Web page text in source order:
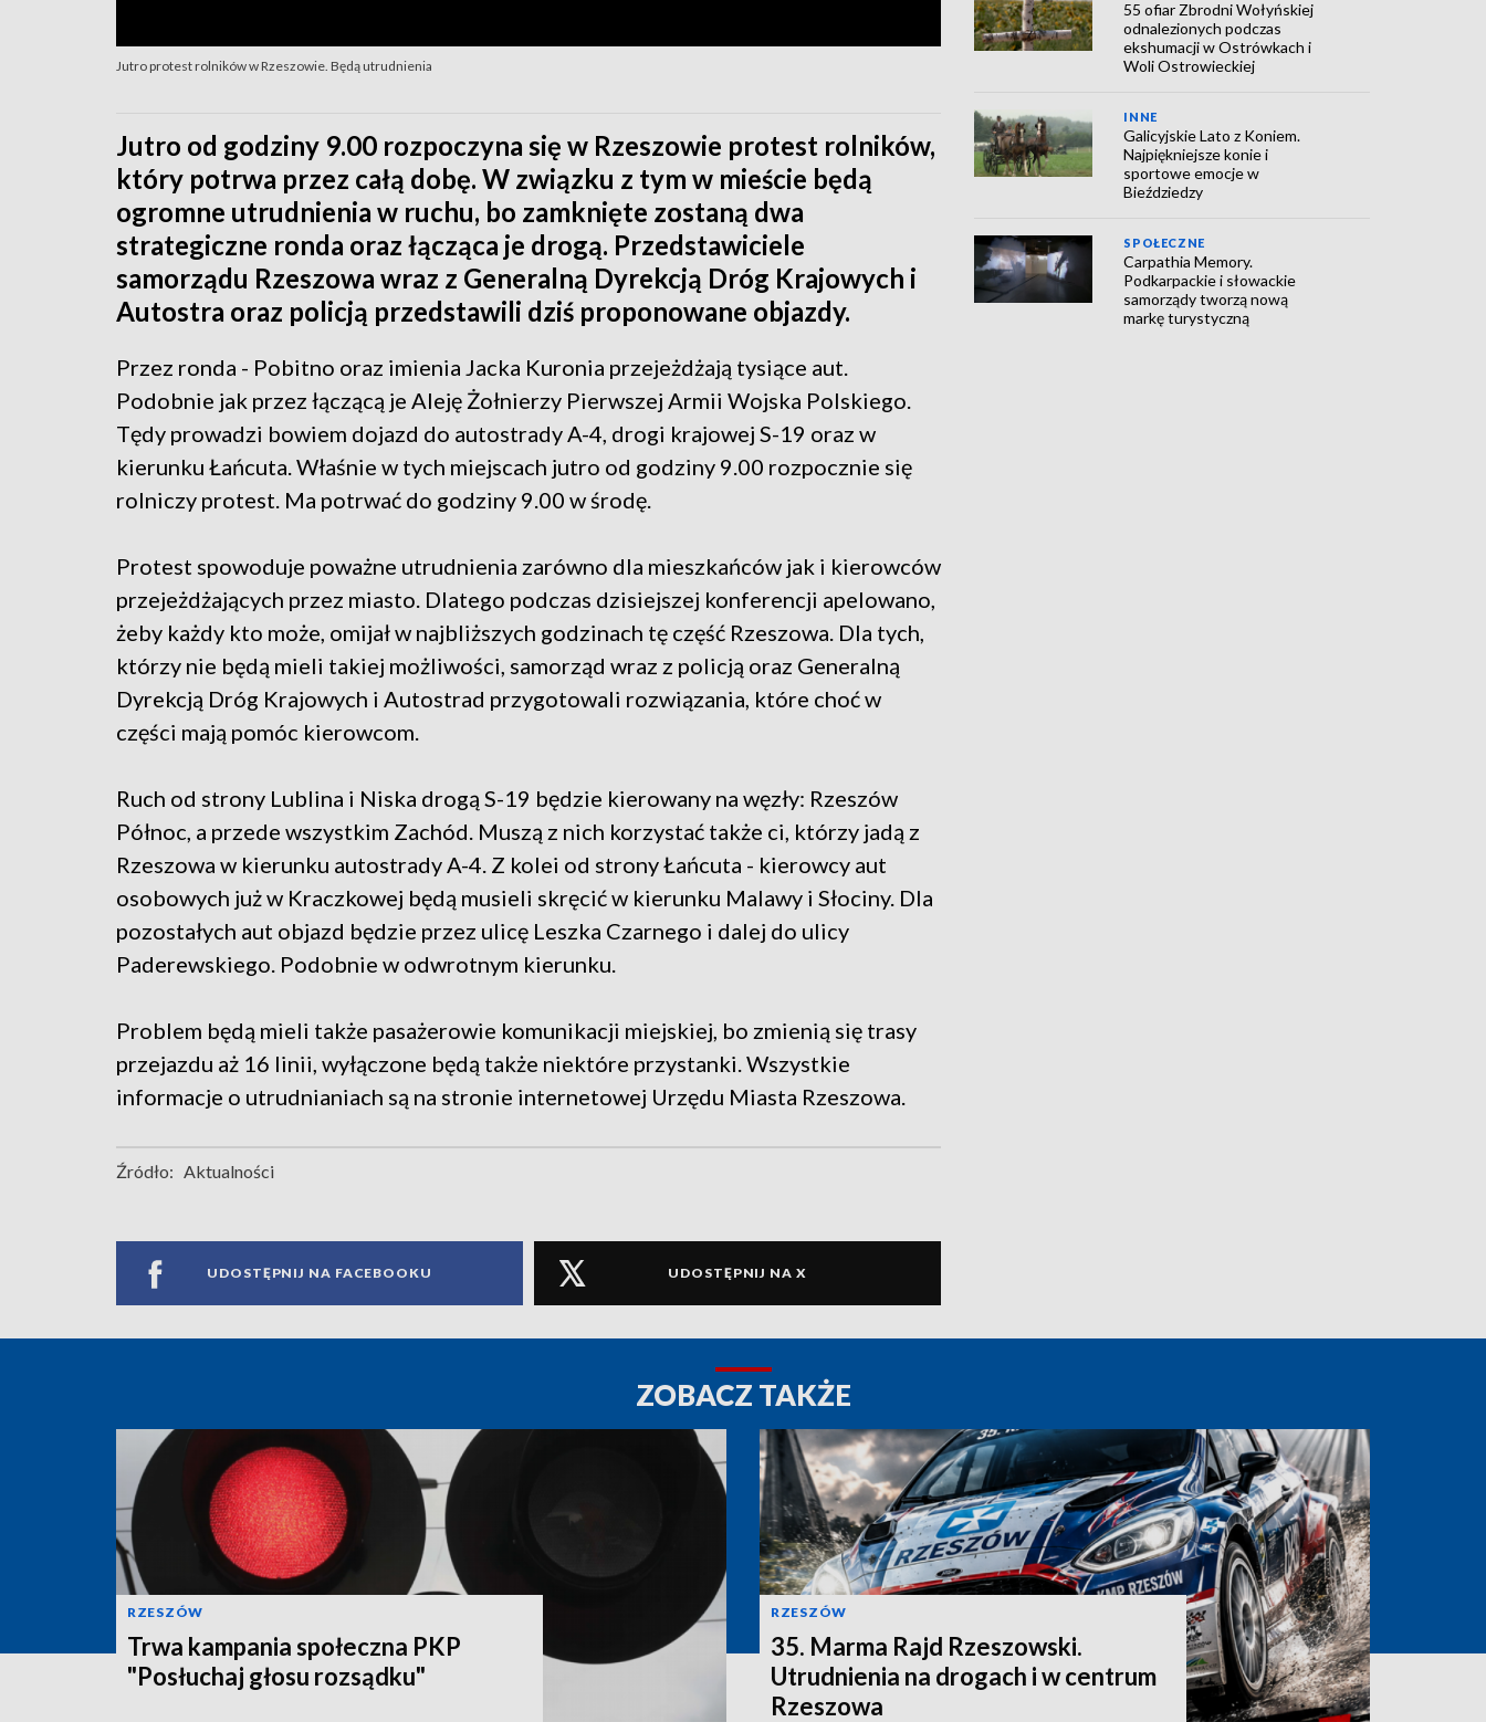
Jutro protest rolników w Rzeszowie. Będą utrudnienia
Jutro od godziny 9.00 rozpoczyna się w Rzeszowie protest rolników,
który potrwa przez całą dobę. W związku z tym w mieście będą
ogromne utrudnienia w ruchu, bo zamknięte zostaną dwa
strategiczne ronda oraz łącząca je drogą. Przedstawiciele
samorządu Rzeszowa wraz z Generalną Dyrekcją Dróg Krajowych i
Autostra oraz policją przedstawili dziś proponowane objazdy.
Przez ronda - Pobitno oraz imienia Jacka Kuronia przejeżdżają tysiące aut.
Podobnie jak przez łączącą je Aleję Żołnierzy Pierwszej Armii Wojska Polskiego.
Tędy prowadzi bowiem dojazd do autostrady A-4, drogi krajowej S-19 oraz w
kierunku Łańcuta. Właśnie w tych miejscach jutro od godziny 9.00 rozpocznie się
rolniczy protest. Ma potrwać do godziny 9.00 w środę.
Protest spowoduje poważne utrudnienia zarówno dla mieszkańców jak i kierowców
przejeżdżających przez miasto. Dlatego podczas dzisiejszej konferencji apelowano,
żeby każdy kto może, omijał w najbliższych godzinach tę część Rzeszowa. Dla tych,
którzy nie będą mieli takiej możliwości, samorząd wraz z policją oraz Generalną
Dyrekcją Dróg Krajowych i Autostrad przygotowali rozwiązania, które choć w
części mają pomóc kierowcom.
Ruch od strony Lublina i Niska drogą S-19 będzie kierowany na węzły: Rzeszów
Północ, a przede wszystkim Zachód. Muszą z nich korzystać także ci, którzy jadą z
Rzeszowa w kierunku autostrady A-4. Z kolei od strony Łańcuta - kierowcy aut
osobowych już w Kraczkowej będą musieli skręcić w kierunku Malawy i Słociny. Dla
pozostałych aut objazd będzie przez ulicę Leszka Czarnego i dalej do ulicy
Paderewskiego. Podobnie w odwrotnym kierunku.
Problem będą mieli także pasażerowie komunikacji miejskiej, bo zmienią się trasy
przejazdu aż 16 linii, wyłączone będą także niektóre przystanki. Wszystkie
informacje o utrudnianiach są na stronie internetowej Urzędu Miasta Rzeszowa.
Źródło: Aktualności
UDOSTĘPNIJ NA FACEBOOKU UDOSTĘPNIJ NA X
55 ofiar Zbrodni Wołyńskiej
odnalezionych podczas
ekshumacji w Ostrówkach i
Woli Ostrowieckiej
INNE
Galicyjskie Lato z Koniem.
Najpiękniejsze konie i
sportowe emocje w
Bieździedzy
SPOŁECZNE
Carpathia Memory.
Podkarpackie i słowackie
samorządy tworzą nową
markę turystyczną
ZOBACZ TAKŻE
RZESZÓW
Trwa kampania społeczna PKP
"Posłuchaj głosu rozsądku"
RZESZÓW
35. Marma Rajd Rzeszowski.
Utrudnienia na drogach i w centrum
Rzeszowa